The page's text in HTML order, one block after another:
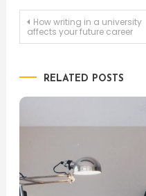
Post
How writing in a university
affects your future career
RELATED POSTS